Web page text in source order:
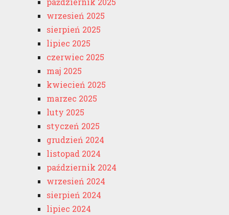
wrzesień 2025
sierpień 2025
lipiec 2025
czerwiec 2025
maj 2025
kwiecień 2025
marzec 2025
luty 2025
styczeń 2025
grudzień 2024
listopad 2024
październik 2024
wrzesień 2024
sierpień 2024
lipiec 2024